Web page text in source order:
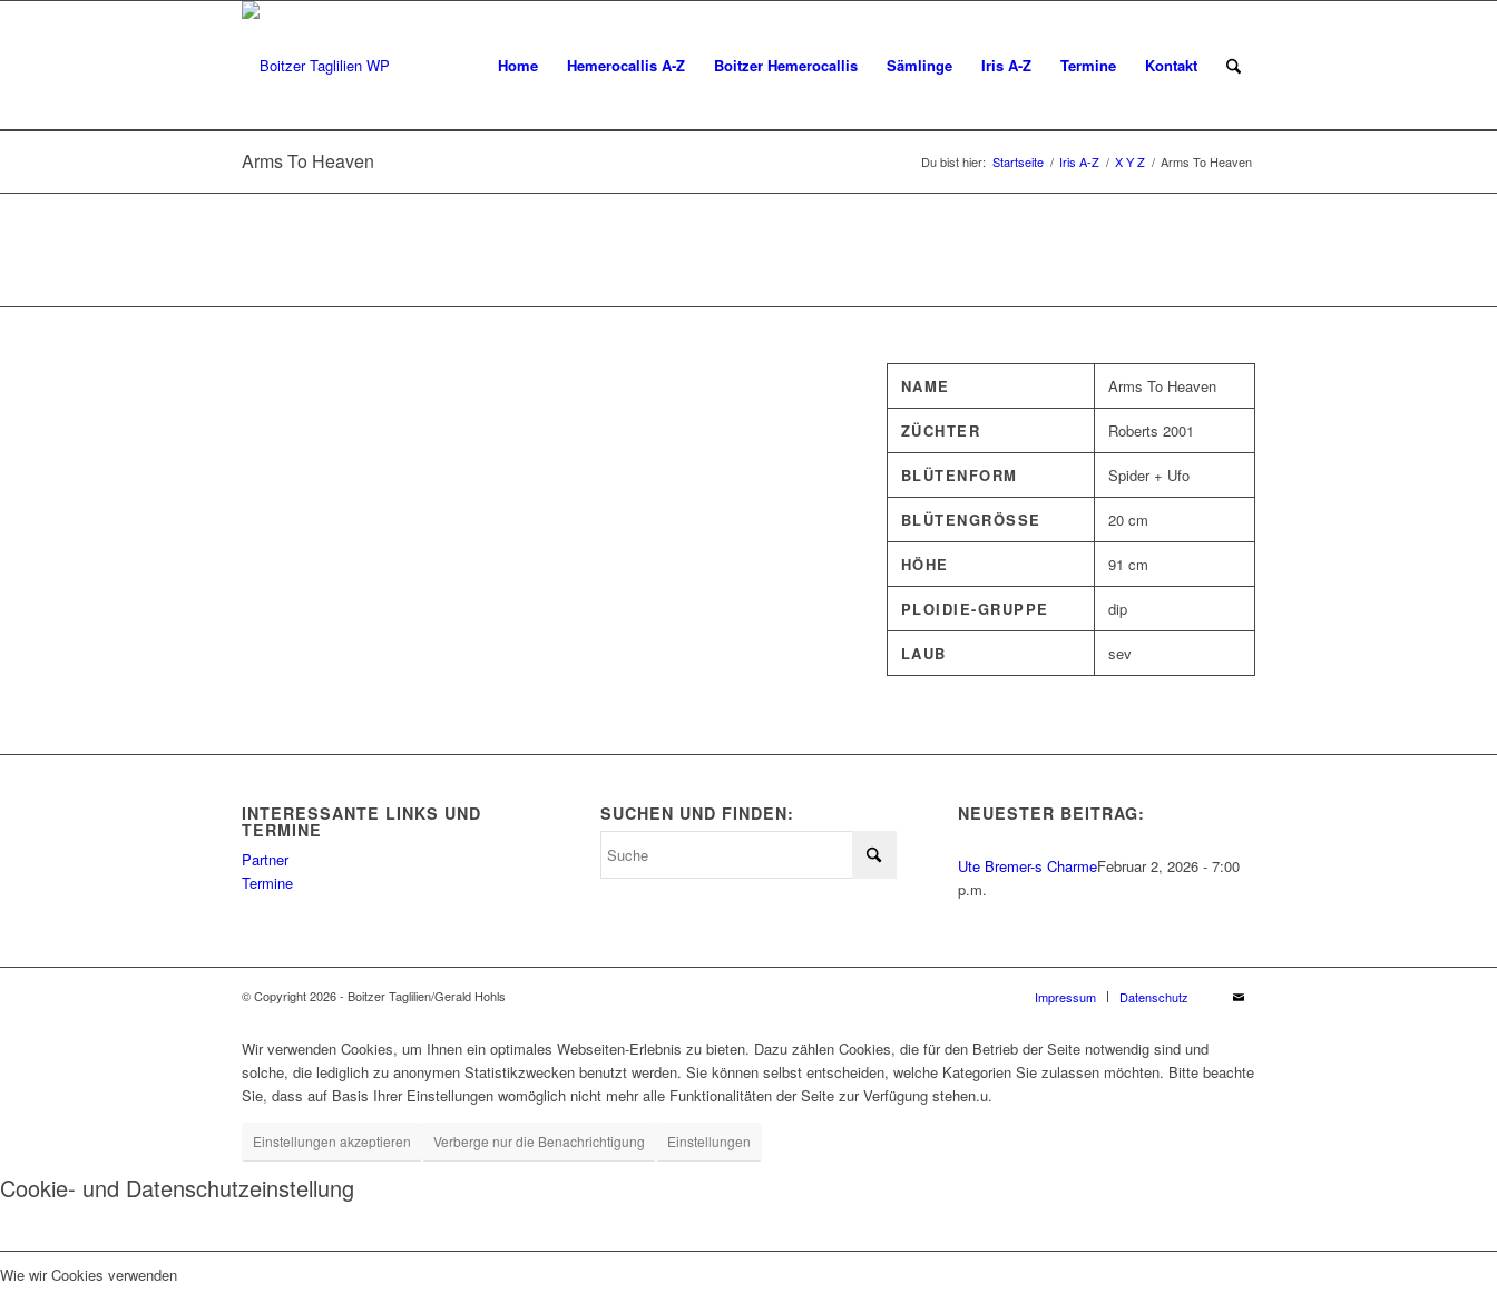
Home Hemerocallis A-Z Boitzer Hemerocallis Sämlinge Iris A-Z Termine Kontakt
Arms To Heaven Du bist hier: Startseite / Iris A-Z / X Y Z / Arms To Heaven
NAME Arms To Heaven
ZÜCHTER Roberts 2001
BLÜTENFORM Spider + Ufo
BLÜTENGRÖSSE 20 cm
HÖHE 91 cm
PLOIDIE-GRUPPE dip
LAUB sev
INTERESSANTE LINKS UND
TERMINE
Partner
Termine
SUCHEN UND FINDEN: NEUESTER BEITRAG:
Ute Bremer-s CharmeFebruar 2, 2026 - 7:00
p.m.
© Copyright 2026 - Boitzer Taglilien/Gerald Hohls Impressum Datenschutz
Wir verwenden Cookies, um Ihnen ein optimales Webseiten-Erlebnis zu bieten. Dazu zählen Cookies, die für den Betrieb der Seite notwendig sind und
solche, die lediglich zu anonymen Statistikzwecken benutzt werden. Sie können selbst entscheiden, welche Kategorien Sie zulassen möchten. Bitte beachte
Sie, dass auf Basis Ihrer Einstellungen womöglich nicht mehr alle Funktionalitäten der Seite zur Verfügung stehen.u.
Einstellungen akzeptieren Verberge nur die Benachrichtigung Einstellungen
Cookie- und Datenschutzeinstellung
Wie wir Cookies verwenden